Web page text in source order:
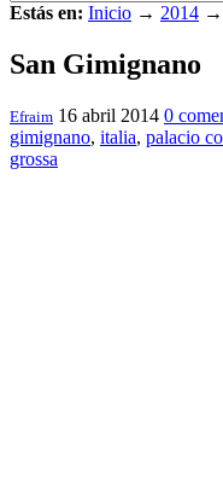
Estás en: Inicio → 2014 →
San Gimignano
Efraim 16 abril 2014 0
gimignano, italia, palacio
grossa